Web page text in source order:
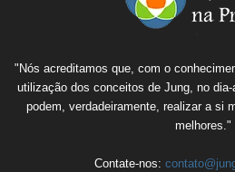
"Nós acreditamos que, com o
utilização dos conceitos de Jung, no
podem, verdadeiramente, realizar a si
melhores."
Contate-nos: